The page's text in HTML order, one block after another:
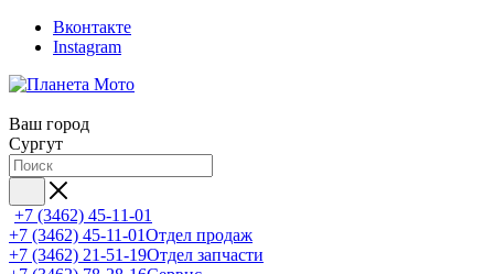
Вконтакте
Instagram
Ваш город
Сургут
+7 (3462) 45-11-01
+7 (3462) 45-11-01Отдел продаж
+7 (3462) 21-51-19Отдел запчасти